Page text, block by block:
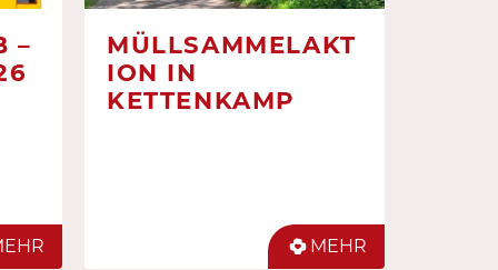
–
MÜLLSAMMELAKT
ION IN
KETTENKAMP
MEHR